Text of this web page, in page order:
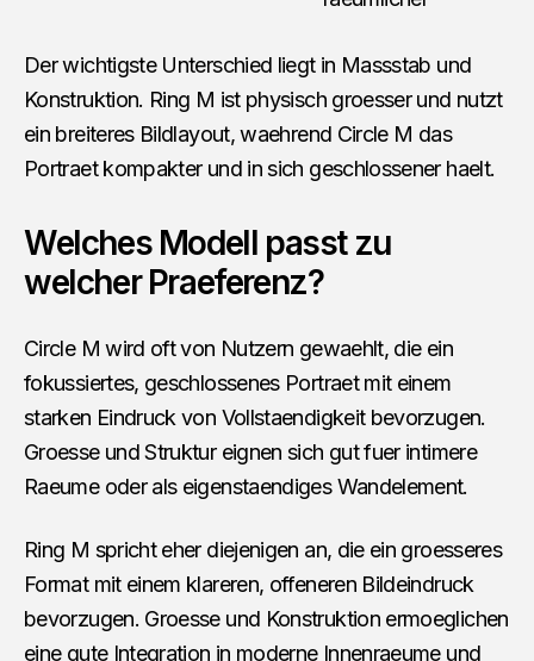
Der wichtigste Unterschied liegt in Massstab und
Konstruktion. Ring M ist physisch groesser und nutzt
ein breiteres Bildlayout, waehrend Circle M das
Portraet kompakter und in sich geschlossener haelt.
Welches Modell passt zu
welcher Praeferenz?
Circle M wird oft von Nutzern gewaehlt, die ein
fokussiertes, geschlossenes Portraet mit einem
starken Eindruck von Vollstaendigkeit bevorzugen.
Groesse und Struktur eignen sich gut fuer intimere
Raeume oder als eigenstaendiges Wandelement.
Ring M spricht eher diejenigen an, die ein groesseres
Format mit einem klareren, offeneren Bildeindruck
bevorzugen. Groesse und Konstruktion ermoeglichen
eine gute Integration in moderne Innenraeume und